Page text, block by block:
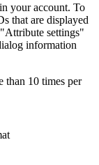
your account. To
that are displayed
settings"
information
than 10 times per